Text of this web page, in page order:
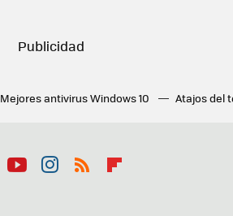
Mejores antivirus Windows 10 Atajos del